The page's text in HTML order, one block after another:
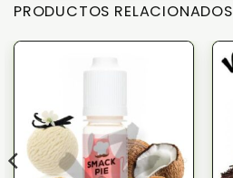
PRODUCTOS RELACIONADOS